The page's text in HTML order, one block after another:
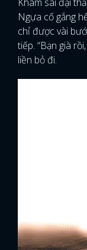
Ngựa cố gắng
chỉ được vài
tiếp. “Bạn già
liền bỏ đi.